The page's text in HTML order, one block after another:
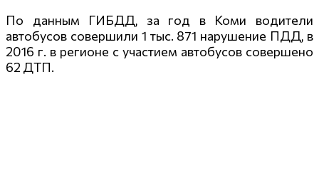
По данным ГИБДД, за год в Коми водители
автобусов совершили 1 тыс. 871 нарушение ПДД, в
2016 г. в регионе с участием автобусов совершено
62 ДТП.